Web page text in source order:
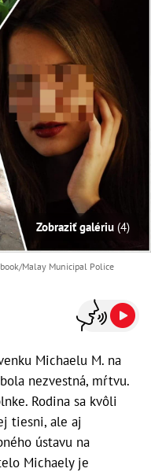
Zobraziť galériu (4)
Malay Municipal Police
Michaelu M. na
nezvestná, mŕtvu.
Rodina sa kvôli
tiesni, ale aj
ústavu na
Michaely je